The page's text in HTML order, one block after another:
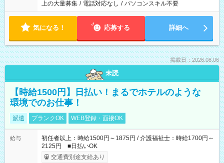
上の大量募集 / 電話対応なし / パソコンスキル不要
気になる！ 応募する 詳細へ
掲載日：2026.08.06
未読
【時給1500円】日払い！まるでホテルのような
環境でのお仕事！
派遣 ブランクOK WEB登録・面接OK
給与
初任者以上：時給1500円～1875円 / 介護福祉士：時給1700円～
2125円 ■日払いOK
交通費別途支給あり